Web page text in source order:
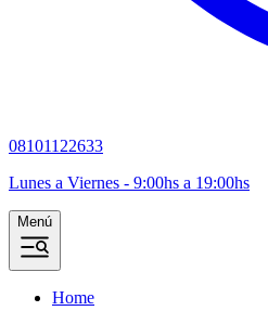
08101122633
Lunes a Viernes - 9:00hs a 19:00hs
Menú
Home